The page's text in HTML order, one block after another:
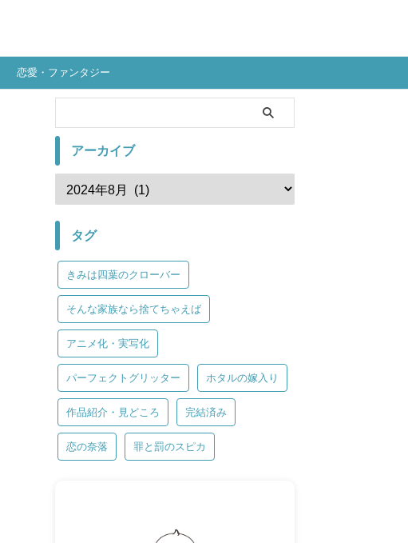
恋愛・ファンタジー
アーカイブ
タグ
きみは四葉のクローバー
そんな家族なら捨てちゃえば
アニメ化・実写化
パーフェクトグリッター ホタルの嫁入り
作品紹介・見どころ 完結済み
恋の奈落 罪と罰のスピカ